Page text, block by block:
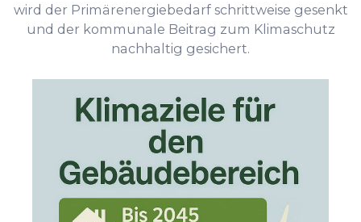
wird der Primärenergiebedarf schrittweise gesenkt
und der kommunale Beitrag zum Klimaschutz
nachhaltig gesichert.